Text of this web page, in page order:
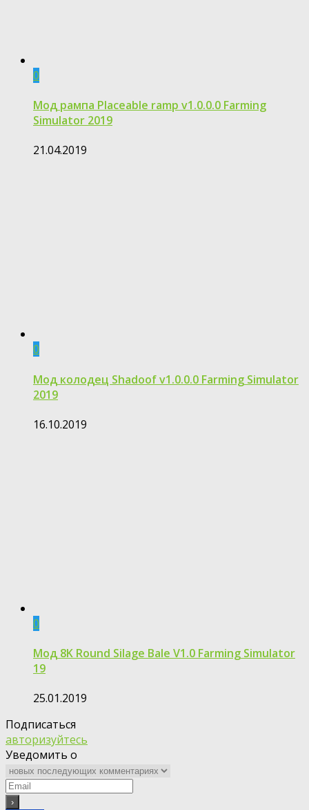
0
Мод рампа Placeable ramp v1.0.0.0 Farming
Simulator 2019
21.04.2019
0
Мод колодец Shadoof v1.0.0.0 Farming Simulator
2019
16.10.2019
0
Мод 8K Round Silage Bale V1.0 Farming Simulator
19
25.01.2019
Подписаться
авторизуйтесь
Уведомить о